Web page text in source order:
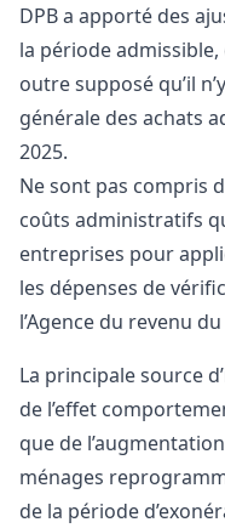
DPB a apporté des
la période admissible,
outre supposé qu’il
générale des achats
2025.
Ne sont pas compris
coûts administratifs
entreprises pour
les dépenses de
l’Agence du revenu
La principale source
de l’effet
que de
ménages
de la période